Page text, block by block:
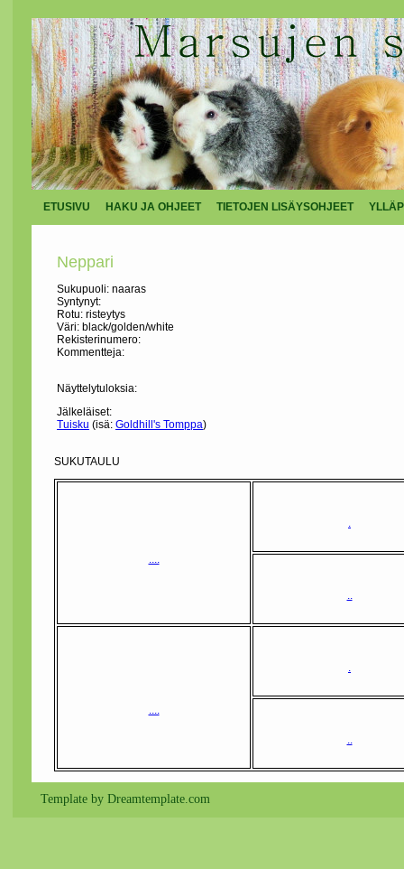
ETUSIVU HAKU JA OHJEET TIETOJEN LISÄYSOHJEET
Neppari
Sukupuoli: naaras
Syntynyt:
Rotu: risteytys
Väri: black/golden/white
Rekisterinumero:
Kommentteja:
Näyttelytuloksia:
Jälkeläiset:
Tuisku (isä: Goldhill's Tomppa)
SUKUTAULU
....
.
..
....
.
..
Template by Dreamtemplate.com